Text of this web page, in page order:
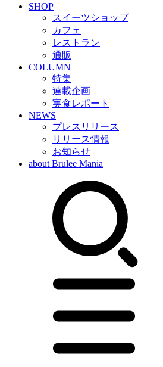
SHOP
スイーツショップ
カフェ
レストラン
通販
COLUMN
特集
連載企画
実食レポート
NEWS
プレスリリース
リリース情報
お知らせ
about Brulee Mania